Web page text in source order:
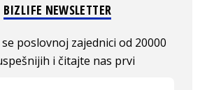
BIZLIFE NEWSLETTER
poslovnoj zajednici od 20000
i čitajte nas prvi